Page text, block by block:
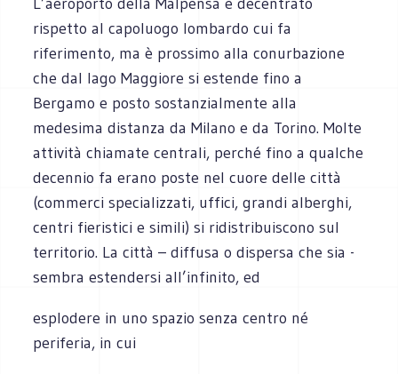
rispetto al capoluogo lombardo cui fa
riferimento, ma è prossimo alla conurbazione
che dal lago Maggiore si estende fino a
Bergamo e posto sostanzialmente alla
medesima distanza da Milano e da Torino. Molte
attività chiamate centrali, perché fino a qualche
decennio fa erano poste nel cuore delle città
(commerci specializzati, uffici, grandi alberghi,
centri fieristici e simili) si ridistribuiscono sul
territorio. La città – diffusa o dispersa che sia -
sembra estendersi all’infinito, ed
esplodere in uno spazio senza centro né
periferia, in cui